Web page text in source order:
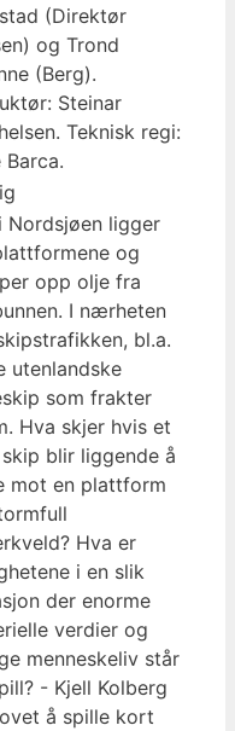
(Direktør
og Trond
(Berg).
Steinar
Teknisk regi:
Barca.
Nordsjøen ligger
og
opp olje fra
I nærheten
bl.a.
utenlandske
som frakter
Hva skjer hvis et
blir liggende å
mot en plattform
Hva er
i en slik
der enorme
verdier og
menneskeliv står
- Kjell Kolberg
å spille kort